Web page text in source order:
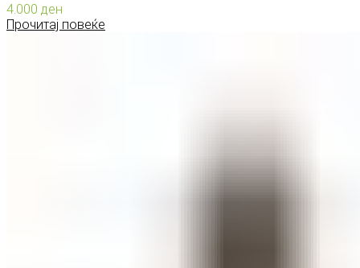
4.000 ден
Прочитај повеќе